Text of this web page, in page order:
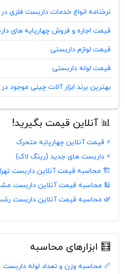
نرخنامه انواع خدمات داربست فلزی
قیمت اجاره و فروش چهارپایه های
قیمت لوازم داربستی
قیمت لوله داربستی
بهترین برند ابزار آلات چینی موجود در
📊 آنلاین قیمت بگیرید!
⚡ قیمت آنلاین چهارپایه متحرک
⚡ داربست های جدید (رینگ لاک)
🏗️ محاسبه قیمت آنلاین داربست
🕌 محاسبه قیمت آنلاین داربست
🌿 محاسبه قیمت آنلاین داربست
🧮 ابزارهای محاسبه
📏 محاسبه وزن و تعداد لوله داربست